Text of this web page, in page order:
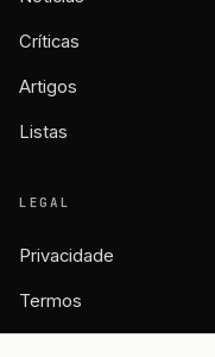
Críticas
Artigos
Listas
LEGAL
Privacidade
Termos